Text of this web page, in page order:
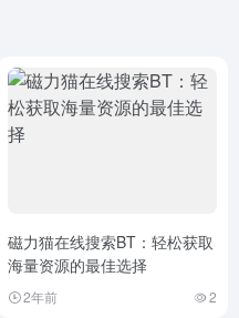
磁力猫在线搜索BT：轻松获取
海量资源的最佳选择
2年前 2